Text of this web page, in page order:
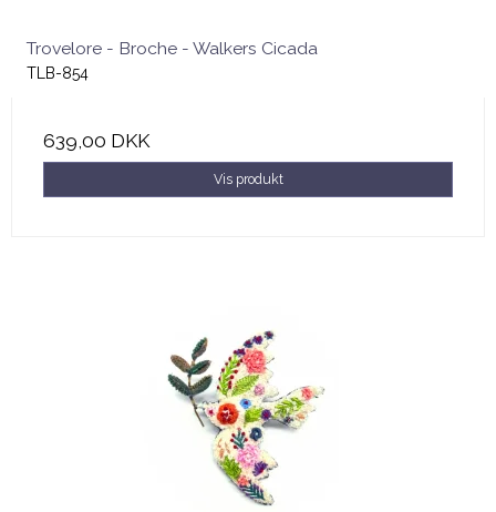
Trovelore - Broche - Walkers Cicada
TLB-854
639,00 DKK
Vis produkt